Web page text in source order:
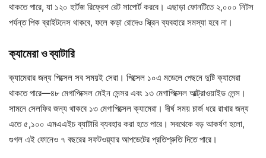
থাকতে পারে, যা ১২০ হার্টজ রিফ্রেশ রেট সাপোর্ট করবে। এছাড়া ফোনটিতে ২,০০০ নিটস
পর্যন্ত পিক ব্রাইটনেস থাকবে, ফলে কড়া রোদেও স্ক্রিন ব্যবহারে সমস্যা হবে না।
ক্যামেরা ও ব্যাটারি
ক্যামেরার জন্য পিক্সেল সব সময়ই সেরা। পিক্সেল ১০এ মডেলে পেছনে দুটি ক্যামেরা
থাকতে পারে—৪৮ মেগাপিক্সেল মেইন সেন্সর এবং ১৩ মেগাপিক্সেল আল্ট্রাওয়াইড লেন্স।
সামনে সেলফির জন্য থাকবে ১৩ মেগাপিক্সেল ক্যামেরা। দীর্ঘ সময় চার্জ ধরে রাখার জন্য
এতে ৫,১০০ এমএএইচ ব্যাটারি ব্যবহার করা হতে পারে। সবথেকে বড় আকর্ষণ হলো,
গুগল এই ফোনেও ৭ বছরের সফটওয়্যার আপডেটের প্রতিশ্রুতি দিতে পারে।